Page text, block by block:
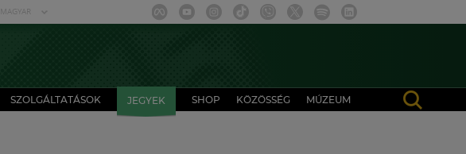
MAGYAR
SZOLGÁLTATÁSOK JEGYEK SHOP KÖZÖSSÉG MÚZEUM